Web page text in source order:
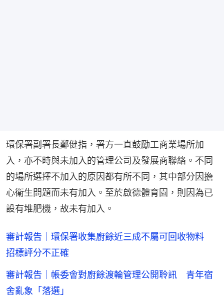
環保署副署長鄭健指，署方一直鼓勵工商業場所加
入，亦不時與未加入的管理公司及發展商聯絡。不同
的場所選擇不加入的原因都有所不同，其中部分因擔
心衞生問題而未有加入。至於啟德體育園，則因為已
設有堆肥機，故未有加入。
審計報告｜環保署收集廚餘近三成不屬可回收物料
招標評分不正確
審計報告｜帳委會對廚餘渡輪管理公開聆訊 青年宿
舍亂象「落選」